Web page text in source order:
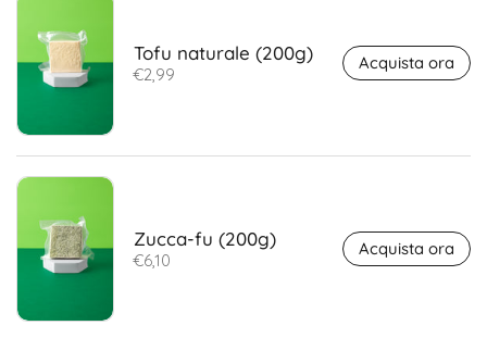
Tofu naturale (200g)
€2,99
Acquista ora
Zucca-fu (200g)
€6,10
Acquista ora